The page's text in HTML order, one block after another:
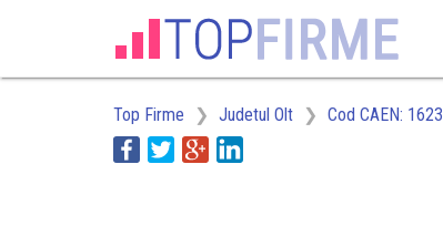
Top Firme Judetul Olt Cod CAEN: 1623